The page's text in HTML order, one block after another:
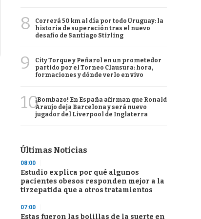
8
Correrá 50 km al día por todo Uruguay: la
historia de superación tras el nuevo
desafío de Santiago Stirling
9
City Torque y Peñarol en un prometedor
partido por el Torneo Clausura: hora,
formaciones y dónde verlo en vivo
10¡Bombazo! En España afirman que Ronald
Araujo deja Barcelona y será nuevo
jugador del Liverpool de Inglaterra
Últimas Noticias
08:00
Estudio explica por qué algunos
pacientes obesos responden mejor a la
tirzepatida que a otros tratamientos
07:00
Estas fueron las bolillas de la suerte en